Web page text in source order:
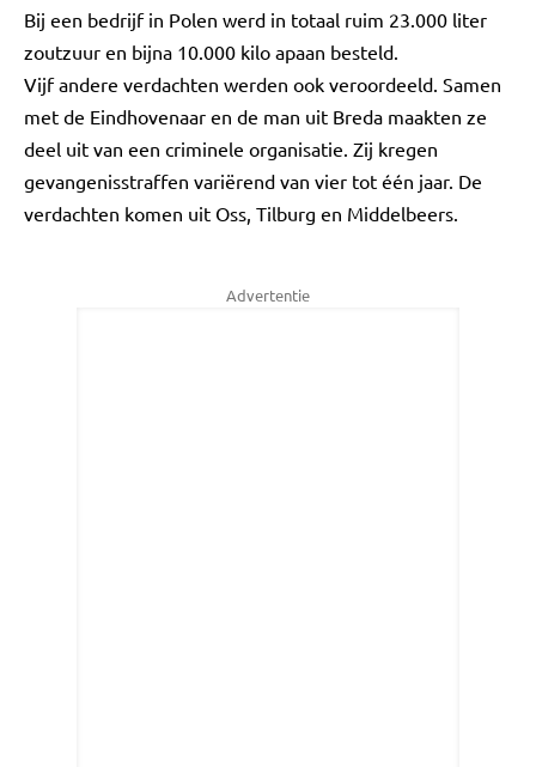
Bij een bedrijf in Polen werd in totaal ruim 23.000 liter
zoutzuur en bijna 10.000 kilo apaan besteld.
Vijf andere verdachten werden ook veroordeeld. Samen
met de Eindhovenaar en de man uit Breda maakten ze
deel uit van een criminele organisatie. Zij kregen
gevangenisstraffen variërend van vier tot één jaar. De
verdachten komen uit Oss, Tilburg en Middelbeers.
Advertentie